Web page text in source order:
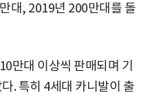
대, 2019년 200만대를 돌
만대 이상씩 판매되며 기
. 특히 4세대 카니발이 출